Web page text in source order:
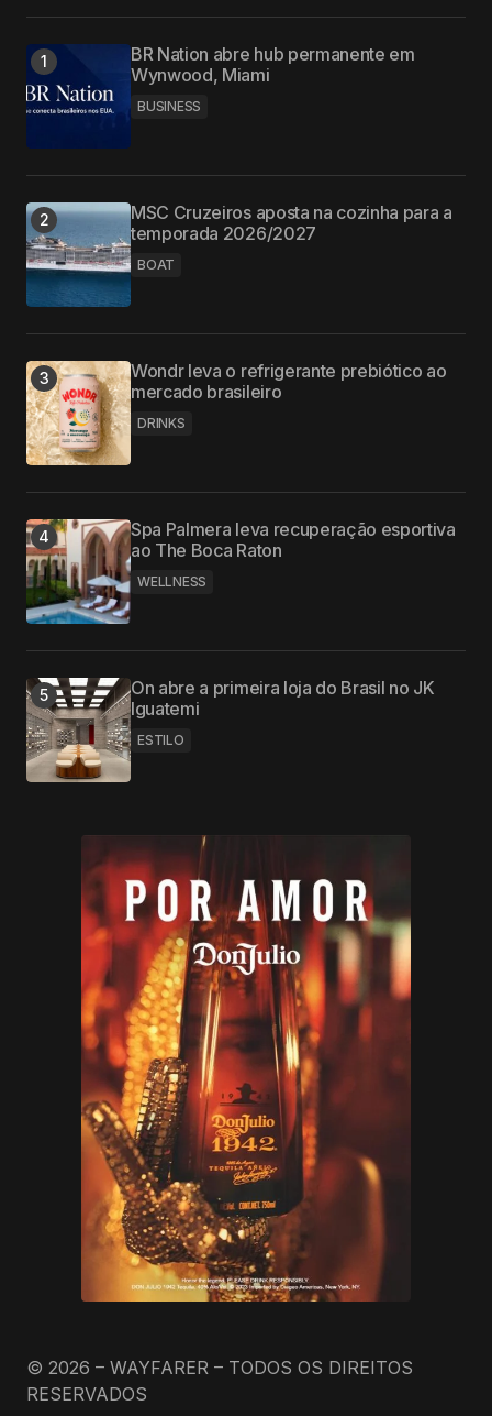
BR Nation abre hub permanente em
Wynwood, Miami
BUSINESS
MSC Cruzeiros aposta na cozinha para a
temporada 2026/2027
BOAT
Wondr leva o refrigerante prebiótico ao
mercado brasileiro
DRINKS
Spa Palmera leva recuperação esportiva
ao The Boca Raton
WELLNESS
On abre a primeira loja do Brasil no JK
Iguatemi
ESTILO
© 2026 – WAYFARER – TODOS OS DIREITOS
RESERVADOS